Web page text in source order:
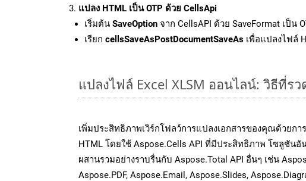
แปลง HTML เป็น OTP ด้วย CellsApi
เริ่มต้น SaveOption จาก CellsAPI ด้วย SaveFormat เป็น
เรียก cellsSaveAsPostDocumentSaveAs เพื่อแปลงไฟล์
แปลงไฟล์ Excel XLSM ออนไลน์: วิธีที่รว
เพิ่มประสิทธิภาพเวิร์กโฟลว์การแปลงเอกสารของคุณด้วยกา
HTML โดยใช้ Aspose.Cells API ที่มีประสิทธิภาพ โซลูชันอั
ผสานรวมอย่างราบรื่นกับ Aspose.Total API อื่นๆ เช่น
Aspose.PDF, Aspose.Email, Aspose.Slides,